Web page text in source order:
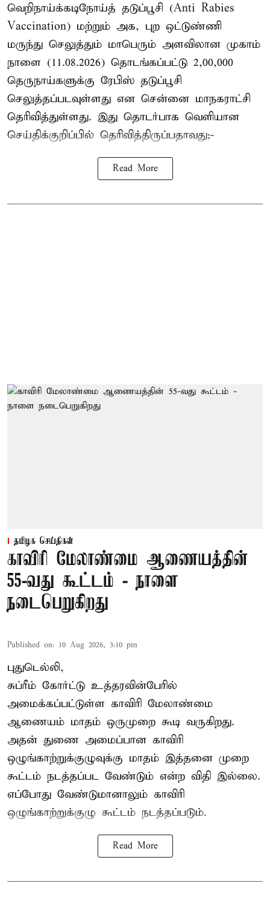
வெறிநாய்க்கடிநோய்த் தடுப்பூசி (Anti Rabies
Vaccination) மற்றும் அக, புற ஒட்டுண்ணி
மருந்து செலுத்தும் மாபெரும் அளவிலான முகாம்
நாளை (11.08.2026) தொடங்கப்பட்டு 2,00,000
தெருநாய்களுக்கு ரேபிஸ் தடுப்பூசி
செலுத்தப்படவுள்ளது என சென்னை மாநகராட்சி
தெரிவித்துள்ளது. இது தொடர்பாக வெளியான
செய்திக்குறிப்பில் தெரிவித்திருப்பதாவது;-
Read More
தமிழக செய்திகள்
காவிரி மேலாண்மை ஆணையத்தின்
55-வது கூட்டம் - நாளை
நடைபெறுகிறது
Published on: 10 Aug 2026, 3:10 pm
புதுடெல்லி,
சுப்ரீம் கோர்ட்டு உத்தரவின்பேரில்
அமைக்கப்பட்டுள்ள காவிரி மேலாண்மை
ஆணையம் மாதம் ஒருமுறை கூடி வருகிறது.
அதன் துணை அமைப்பான காவிரி
ஒழுங்காற்றுக்குழுவுக்கு மாதம் இத்தனை முறை
கூட்டம் நடத்தப்பட வேண்டும் என்ற விதி இல்லை.
எப்போது வேண்டுமானாலும் காவிரி
ஒழுங்காற்றுக்குழு கூட்டம் நடத்தப்படும்.
Read More